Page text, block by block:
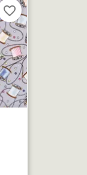
favorite_border